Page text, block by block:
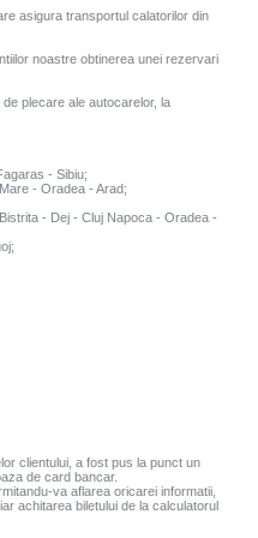
asigura transportul calatorilor din
noastre obtinerea unei rezervari
plecare ale autocarelor, la
- Sibiu;
- Oradea - Arad;
- Dej - Cluj Napoca - Oradea -
clientului, a fost pus la punct un
de card bancar.
va aflarea oricarei informatii,
achitarea biletului de la calculatorul